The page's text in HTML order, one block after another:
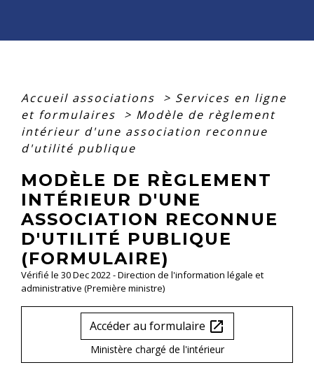
Accueil associations > Services en ligne
et formulaires
> Modèle de règlement
intérieur d'une association reconnue
d'utilité publique
MODÈLE DE RÈGLEMENT
INTÉRIEUR D'UNE
ASSOCIATION RECONNUE
D'UTILITÉ PUBLIQUE
(FORMULAIRE)
Vérifié le 30 Dec 2022 - Direction de l'information légale et
administrative (Première ministre)
Accéder au formulaire open_in_new
Ministère chargé de l'intérieur